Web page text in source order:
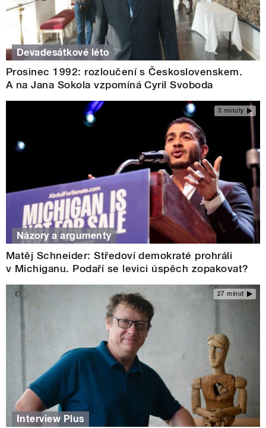
Devadesátkové léto
Prosinec 1992: rozloučení s Československem.
A na Jana Sokola vzpomíná Cyril Svoboda
3 minuty
Názory a argumenty
Matěj Schneider: Středoví demokraté prohráli
v Michiganu. Podaří se levici úspěch zopakovat?
27 minut
Interview Plus